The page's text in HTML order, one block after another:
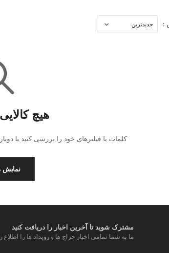
:
هیچ
کلمات یا فیلترهای خود را بررسی کنید یا
نمایش
مشترک شوید تا آخرین اخبار را دریافت کنید
ما به شما تمامی اخبار حراج ها و رویداد ها را